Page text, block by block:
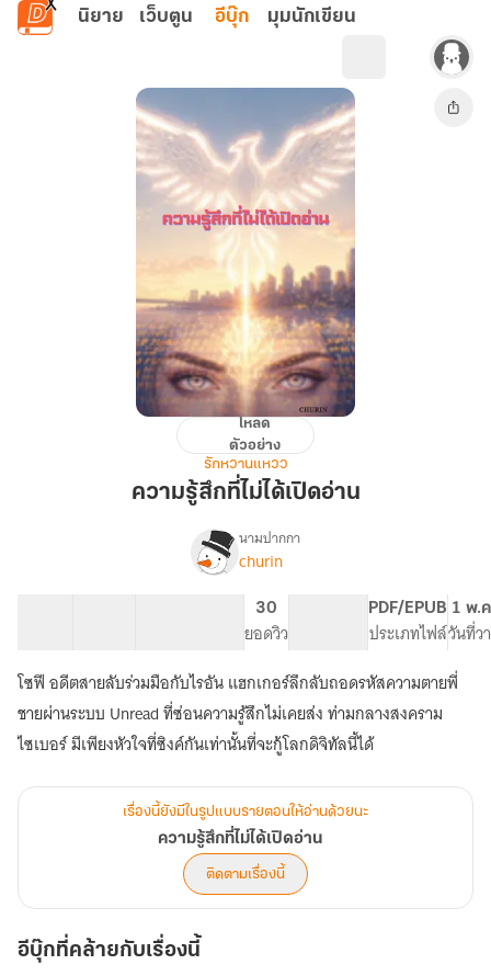
ข้ามไปยังเนื้อหาหลัก
นิยาย เว็บตูน อีบุ๊ก มุมนักเขียน
ความ
ที่
โหลด
ตัวอย่าง
รักหวานแหวว
ความรู้สึกที่ไม่ได้เปิดอ่าน
เรื่อง
รู้สึก
ที่
ไม่
เปิด
อ่าน
นามปากกา
churin
30
ยอดวิว
PDF/EPUB
ประเภทไฟล์
1 พ.
วันที่ว
โซฟี อดีตสายลับร่วมมือกับไรอัน แฮกเกอร์ลึกลับถอดรหัสความตายพี่
ชายผ่านระบบ Unread ที่ซ่อนความรู้สึกไม่เคยส่ง ท่ามกลางสงคราม
ไซเบอร์ มีเพียงหัวใจที่ซิงค์กันเท่านั้นที่จะกู้โลกดิจิทัลนี้ได้
เรื่องนี้ยังมีในรูปแบบรายตอนให้อ่านด้วยนะ
ความรู้สึกที่ไม่ได้เปิดอ่าน
ติดตามเรื่องนี้
อีบุ๊กที่คล้ายกับเรื่องนี้